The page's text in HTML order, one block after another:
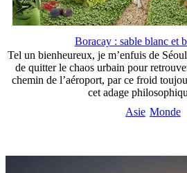
Boracay : sable blanc et
Tel un bienheureux, je m’enfuis de
de quitter le chaos urbain pour
chemin de l’aéroport, par ce froid
cet adage
Asie Monde